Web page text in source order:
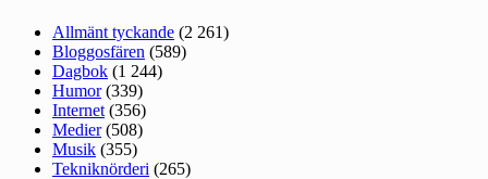
Allmänt tyckande (2 261)
Bloggosfären (589)
Dagbok (1 244)
Humor(339)
Internet (356)
Medier(508)
Musik (355)
Tekniknörderi (265)